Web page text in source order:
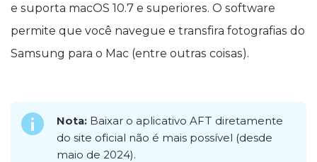
e suporta macOS 10.7 e superiores. O software
permite que você navegue e transfira fotografias do
Samsung para o Mac (entre outras coisas).
Nota: Baixar o aplicativo AFT diretamente
do site oficial não é mais possível (desde
maio de 2024).